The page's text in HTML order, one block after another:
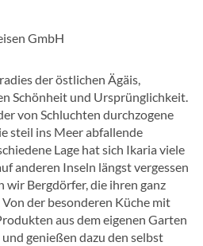
GmbH
der östlichen Ägäis,
Schönheit und Ursprünglichkeit.
von Schluchten durchzogene
steil ins Meer abfallende
Lage hat sich Ikaria viele
anderen Inseln längst vergessen
wir Bergdörfer, die ihren ganz
der besonderen Küche mit
aus dem eigenen Garten
genießen dazu den selbst